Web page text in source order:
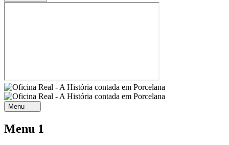
Menu
Menu 1